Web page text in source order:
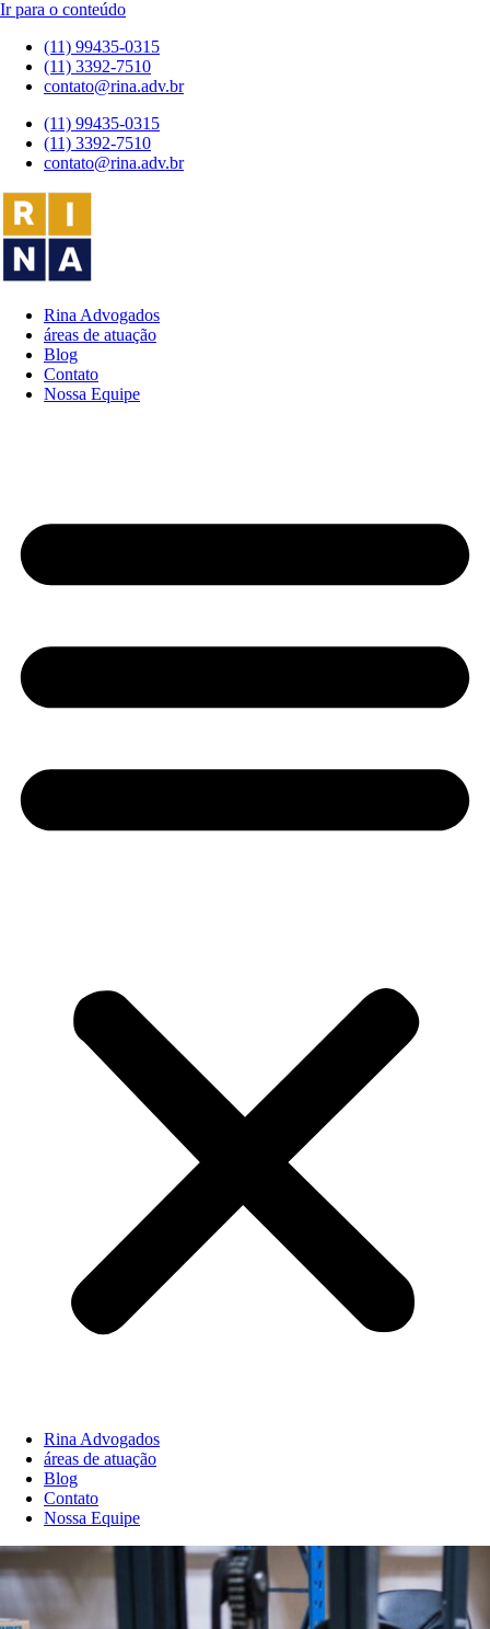
Ir para o conteúdo
(11) 99435-0315
(11) 3392-7510
contato@rina.adv.br
(11) 99435-0315
(11) 3392-7510
contato@rina.adv.br
Rina Advogados
áreas de atuação
Blog
Contato
Nossa Equipe
Rina Advogados
áreas de atuação
Blog
Contato
Nossa Equipe